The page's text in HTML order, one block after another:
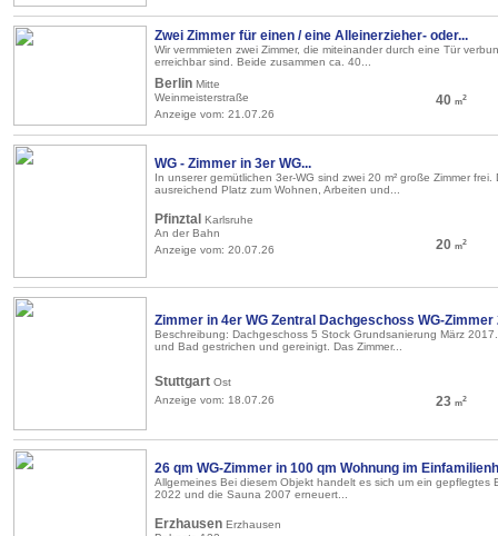
Zwei Zimmer für einen / eine Alleinerzieher- oder...
Wir vermmieten zwei Zimmer, die miteinander durch eine Tür
erreichbar sind. Beide zusammen ca. 40...
Berlin Mitte
Weinmeisterstraße
Anzeige vom: 21.07.26
40 m2
WG - Zimmer in 3er WG...
In unserer gemütlichen 3er-WG sind zwei 20 m² große Zimmer
ausreichend Platz zum Wohnen, Arbeiten und...
Pfinztal Karlsruhe
An der Bahn
Anzeige vom: 20.07.26
20 m2
Zimmer in 4er WG Zentral Dachgeschoss WG-Zimmer
Beschreibung: Dachgeschoss 5 Stock Grundsanierung März
und Bad gestrichen und gereinigt. Das Zimmer...
Stuttgart Ost
Anzeige vom: 18.07.26
23 m2
26 qm WG-Zimmer in 100 qm Wohnung im
Allgemeines Bei diesem Objekt handelt es sich um ein gepflegtes
2022 und die Sauna 2007 erneuert...
Erzhausen Erzhausen